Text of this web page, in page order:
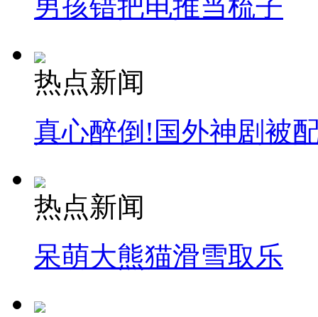
男孩错把电推当梳子
热点新闻
真心醉倒!国外神剧被
热点新闻
呆萌大熊猫滑雪取乐